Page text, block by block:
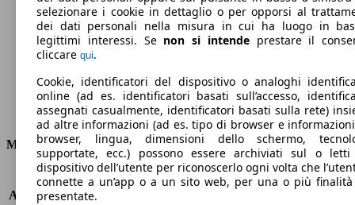
Emissioni di CO2 (combinato)*
Ø 4.7 l/100km
Consumi
Motore e Prestazioni
KW (PS)
118 kW (160 PS)
Accelerazione (0-100 km/h)
selezionare i cookie in dettaglio o per opporsi al
dei dati personali nella misura in cui ha luogo in
legittimi interessi. Se non si intendeprestare il
cliccare qui.
Cookie, identificatori del dispositivo o analoghi
online (ad es. identificatori basati sull’accesso,
assegnati casualmente, identificatori basati sulla rete)
ad altre informazioni (ad es. tipo di browser e
browser, lingua, dimensioni dello schermo,
supportate, ecc.) possono essere archiviati sul o
dispositivo dell’utente per riconoscerlo ogni volta che
connette a un’app o a un sito web, per una o più
presentate.